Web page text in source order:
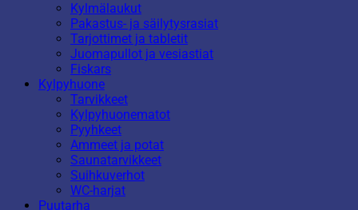
Kylmälaukut
Pakastus- ja säilytysrasiat
Tarjottimet ja tabletit
Juomapullot ja vesiastiat
Fiskars
Kylpyhuone
Tarvikkeet
Kylpyhuonematot
Pyyhkeet
Ammeet ja potat
Saunatarvikkeet
Suihkuverhot
WC-harjat
Puutarha